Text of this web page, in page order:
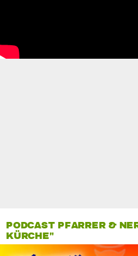
PODCAST PFARRER &
KÜRCHE"